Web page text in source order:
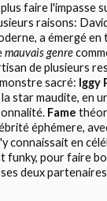
faire l'impasse
raisons:
a émergé en
mauvais genre
de plusieurs
sacré: Iggy
star maudite, en
Fame
éphémere,
connaissait en
funky, pour faire
deux